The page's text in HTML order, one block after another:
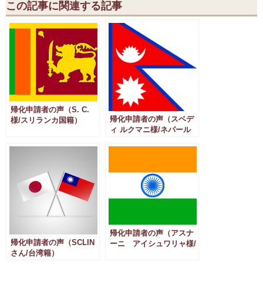
この記事に関連する記事
帰化申請者の声（S. C.
様/スリランカ国籍）
帰化申請者の声（スベデ
ィ ルクマニ様/ネパール
帰化申請者の声（SCLIN
さん/台湾籍）
帰化申請者の声（アスナ
ーニ アイシュワリャ様/